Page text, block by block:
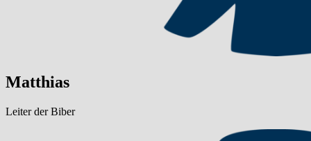
Matthias
Leiter der Biber